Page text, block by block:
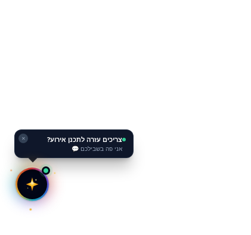
✕ צריכים עזרה לתכנן אירוע?
אני פה בשבילכם 💬